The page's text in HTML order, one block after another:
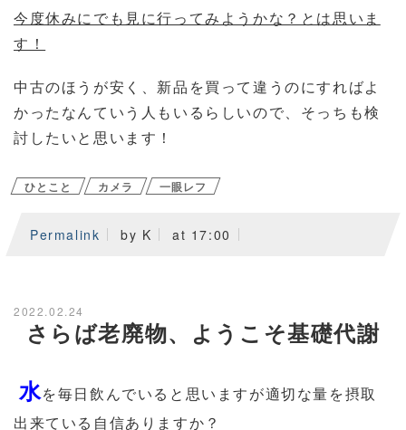
今度休みにでも見に行ってみようかな？とは思いま
す！
中古のほうが安く、新品を買って違うのにすればよ
かったなんていう人もいるらしいので、そっちも検
討したいと思います！
ひとこと カメラ 一眼レフ
Permalink by K at 17:00
2022.02.24
さらば老廃物、ようこそ基礎代謝
水を毎日飲んでいると思いますが適切な量を摂取
出来ている自信ありますか？